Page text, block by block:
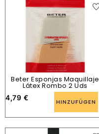
Beter Esponjas Maquillaje
Látex Rombo 2 Uds
4,79 € HINZUFÜGEN